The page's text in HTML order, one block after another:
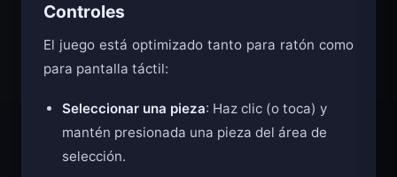
Controles
El juego está optimizado tanto para ratón como
para pantalla táctil:
Seleccionar una pieza: Haz clic (o toca) y
mantén presionada una pieza del área de
selección.